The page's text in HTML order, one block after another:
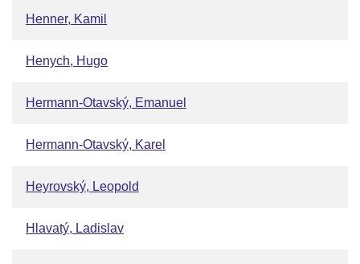
Henner, Kamil
Henych, Hugo
Hermann-Otavský, Emanuel
Hermann-Otavský, Karel
Heyrovský, Leopold
Hlavatý, Ladislav